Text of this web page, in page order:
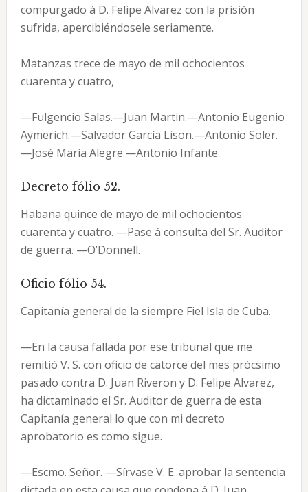
compurgado á D. Felipe Alvarez con la prisión
sufrida, apercibiéndosele seriamente.
Matanzas trece de mayo de mil ochocientos
cuarenta y cuatro,
—Fulgencio Salas.—Juan Martin.—Antonio Eugenio
Aymerich.—Salvador García Lison.—Antonio Soler.
—José María Alegre.—Antonio Infante.
Decreto fólio 52.
Habana quince de mayo de mil ochocientos
cuarenta y cuatro. —Pase á consulta del Sr. Auditor
de guerra. —O’Donnell.
Oficio fólio 54.
Capitanía general de la siempre Fiel Isla de Cuba.
—En la causa fallada por ese tribunal que me
remitió V. S. con oficio de catorce del mes prócsimo
pasado contra D. Juan Riveron y D. Felipe Alvarez,
ha dictaminado el Sr. Auditor de guerra de esta
Capitanía general lo que con mi decreto
aprobatorio es como sigue.
—Escmo. Señor. —Sírvase V. E. aprobar la sentencia